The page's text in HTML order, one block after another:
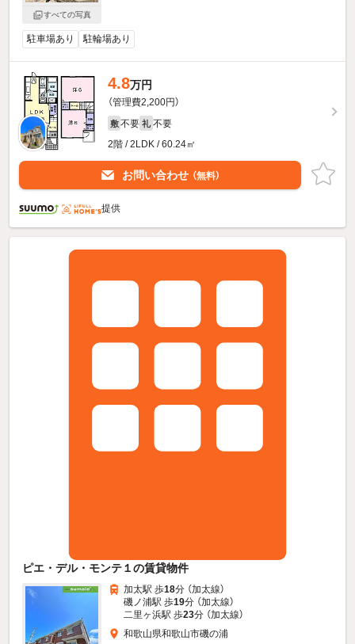
すべての写真
駐車場あり 駐輪場あり
4.8万円
（管理費2,200円）
敷 不要 礼 不要
2階 / 2LDK / 60.24㎡
お問い合わせ （無料）
提供
ピエ・デル・モンテ１の賃貸物件
加太駅 歩18分 （加太線）
磯ノ浦駅 歩19分 （加太線）
二里ヶ浜駅 歩23分 （加太線）
和歌山県和歌山市磯の浦